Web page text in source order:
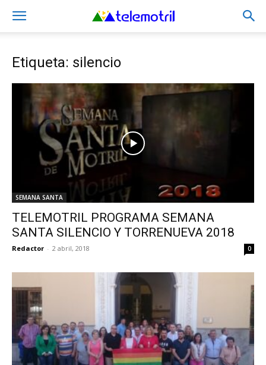
Etiqueta: silencio
SEMANA SANTA
TELEMOTRIL PROGRAMA SEMANA
SANTA SILENCIO Y TORRENUEVA 2018
Redactor - 2 abril, 2018 0